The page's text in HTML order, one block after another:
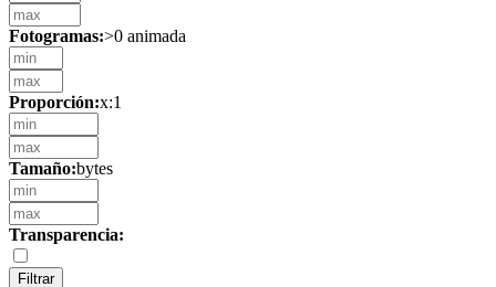
Fotogramas:>0 animada
Proporción:x:1
Tamaño:bytes
Transparencia: